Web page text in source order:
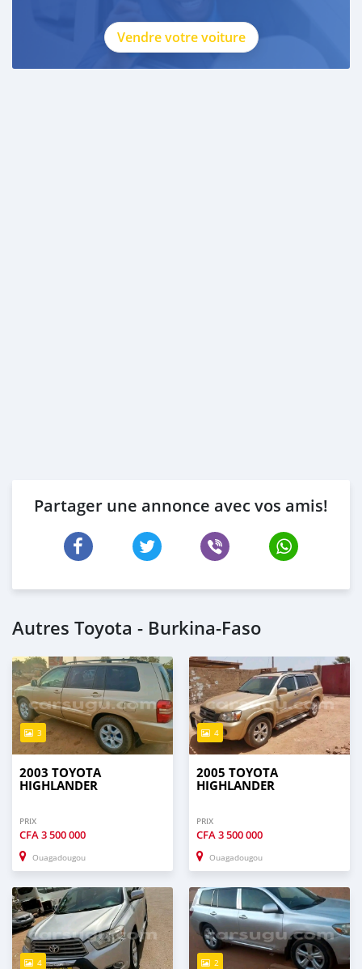
Vendre votre voiture
Partager une annonce avec vos amis!
Autres Toyota - Burkina-Faso
3
2003 TOYOTA
HIGHLANDER
PRIX
CFA 3 500 000
Ouagadougou
4
2005 TOYOTA
HIGHLANDER
PRIX
CFA 3 500 000
Ouagadougou
4 2